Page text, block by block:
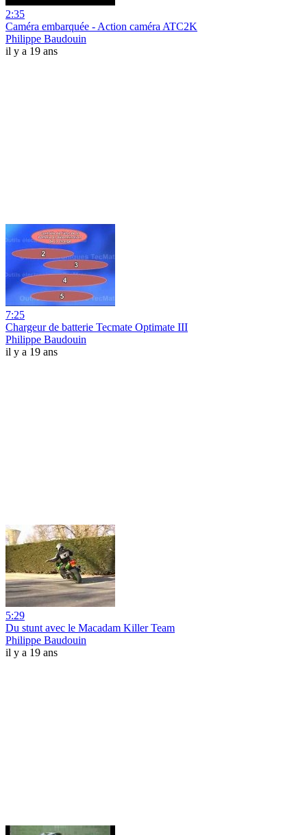
2:35
Caméra embarquée - Action caméra ATC2K
Philippe Baudouin
il y a 19 ans
7:25
Chargeur de batterie Tecmate Optimate III
Philippe Baudouin
il y a 19 ans
5:29
Du stunt avec le Macadam Killer Team
Philippe Baudouin
il y a 19 ans